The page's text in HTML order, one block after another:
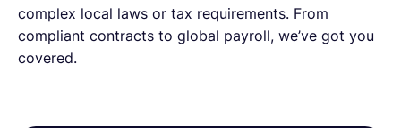
complex local laws or tax requirements. From
compliant contracts to global payroll, we’ve got you
covered.